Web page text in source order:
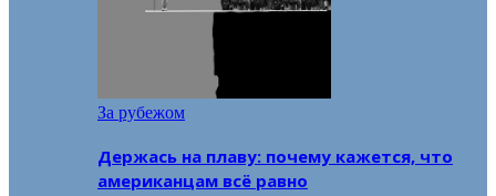
За рубежом
Держась на плаву: почему кажется, что
американцам всё равно